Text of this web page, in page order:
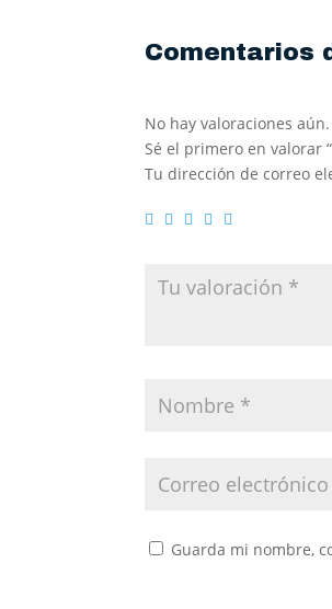
Comentarios
No hay valoraciones aún.
Sé el primero en valorar
Tu dirección de correo
Guarda mi nombre,